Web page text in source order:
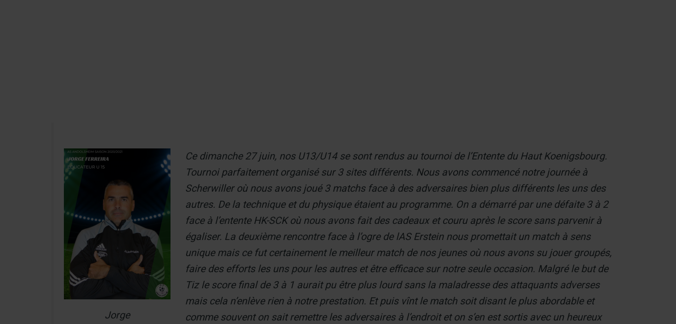
Jorge
Ce dimanche 27 juin, nos U13/U14 se sont rendus au tournoi de l’Entente du Haut Koenigsbourg.
Tournoi parfaitement organisé sur 3 sites différents. Nous avons commencé notre journée à
Scherwiller où nous avons joué 3 matchs face à des adversaires bien plus différents les uns des
autres. De la technique et du physique étaient au programme. On a démarré par une défaite 3 à 2
face à l’entente HK-SCK où nous avons fait des cadeaux et couru après le score sans parvenir à
égaliser. La deuxième rencontre face à l’ogre de lAS Erstein nous promettait un match à sens
unique mais ce fut certainement le meilleur match de nos jeunes où nous avons su jouer groupés,
faire des efforts les uns pour les autres et être efficace sur notre seule occasion. Malgré le but de
Tiz le score final de 3 à 1 aurait pu être plus lourd sans la maladresse des attaquants adverses
mais cela n’enlève rien à notre prestation. Et puis vînt le match soit disant le plus abordable et
comme souvent on sait remettre les adversaires à l’endroit et on s’en est sortis avec un heureux